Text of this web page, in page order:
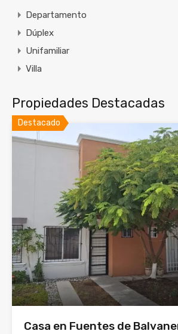
Departamento
Dúplex
Unifamiliar
Villa
Propiedades Destacadas
Destacado
Casa en Fuentes de